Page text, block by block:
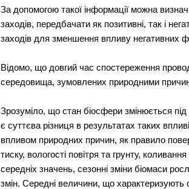
За допомогою такої інформації можна
заходів, передбачати як позитивні, так і
заходів для зменшення впливу негативних
Відомо, що довгий час спостереження
середовища, зумовлених природними
Зрозуміло, що стан біосфери змінюється
є суттєва різниця в результатах таких
впливом природних причин, як правило
тиску, вологості повітря та грунту,
середніх значень, сезонні зміни біомаси
змін. Середні величини, що характеризують